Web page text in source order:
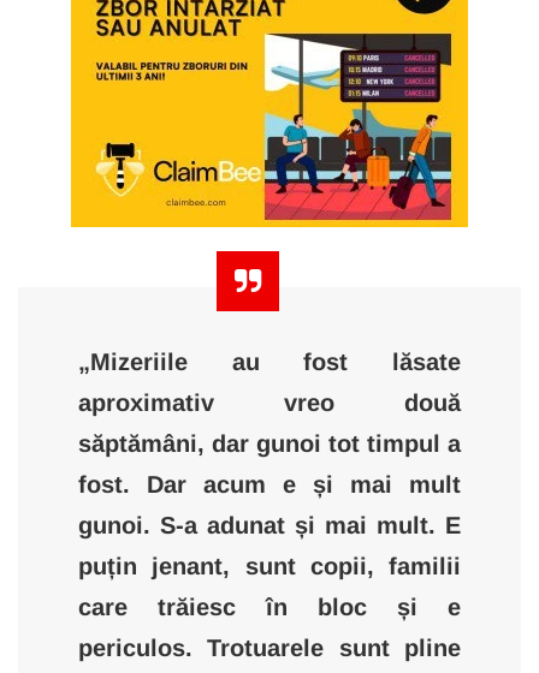
„Mizeriile au fost lăsate
aproximativ vreo două
săptămâni, dar gunoi tot timpul a
fost. Dar acum e și mai mult
gunoi. S-a adunat și mai mult. E
puțin jenant, sunt copii, familii
care trăiesc în bloc și e
periculos. Trotuarele sunt pline